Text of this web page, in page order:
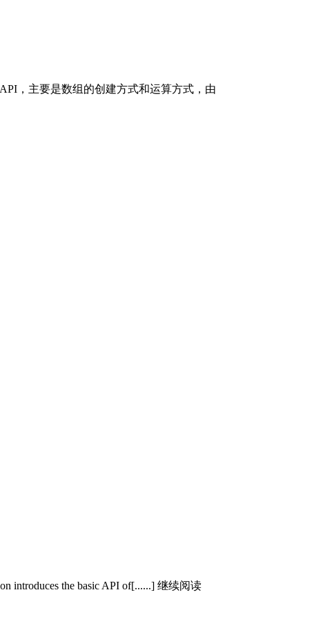
，主要是数组的创建方式和运算方式，由
introduces the basic API of[......] 继续阅读